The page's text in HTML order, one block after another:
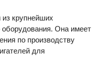
крупнейших
оборудования. Она имеет
по производству
для